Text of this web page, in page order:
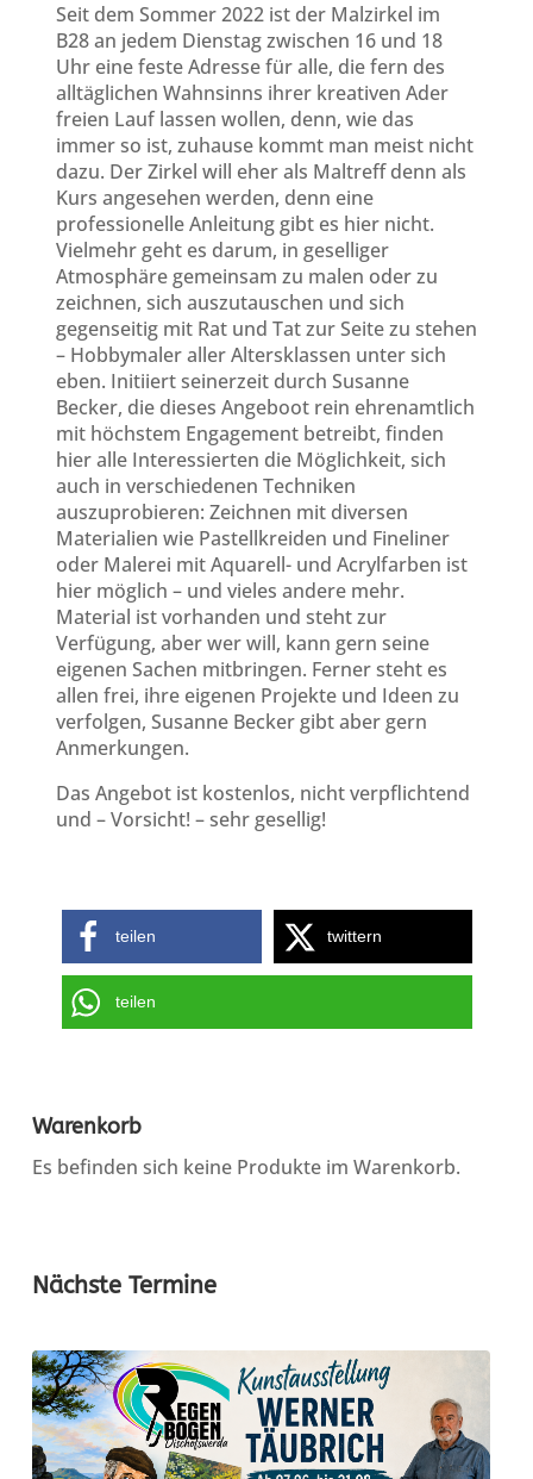
Seit dem Sommer 2022 ist der Malzirkel im
B28 an jedem Dienstag zwischen 16 und 18
Uhr eine feste Adresse für alle, die fern des
alltäglichen Wahnsinns ihrer kreativen Ader
freien Lauf lassen wollen, denn, wie das
immer so ist, zuhause kommt man meist nicht
dazu. Der Zirkel will eher als Maltreff denn als
Kurs angesehen werden, denn eine
professionelle Anleitung gibt es hier nicht.
Vielmehr geht es darum, in geselliger
Atmosphäre gemeinsam zu malen oder zu
zeichnen, sich auszutauschen und sich
gegenseitig mit Rat und Tat zur Seite zu stehen
– Hobbymaler aller Altersklassen unter sich
eben. Initiiert seinerzeit durch Susanne
Becker, die dieses Angeboot rein ehrenamtlich
mit höchstem Engagement betreibt, finden
hier alle Interessierten die Möglichkeit, sich
auch in verschiedenen Techniken
auszuprobieren: Zeichnen mit diversen
Materialien wie Pastellkreiden und Fineliner
oder Malerei mit Aquarell- und Acrylfarben ist
hier möglich – und vieles andere mehr.
Material ist vorhanden und steht zur
Verfügung, aber wer will, kann gern seine
eigenen Sachen mitbringen. Ferner steht es
allen frei, ihre eigenen Projekte und Ideen zu
verfolgen, Susanne Becker gibt aber gern
Anmerkungen.
Das Angebot ist kostenlos, nicht verpflichtend
und – Vorsicht! – sehr gesellig!
teilen twittern
teilen
Warenkorb
Es befinden sich keine Produkte im Warenkorb.
Nächste Termine